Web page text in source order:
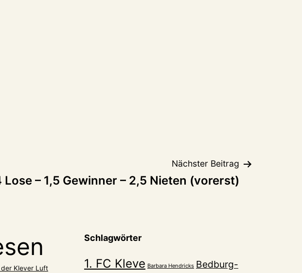
Nächster Beitrag
Lose – 1,5 Gewinner – 2,5 Nieten (vorerst)
Klever Luft
Schlagwörter
1. FC Kleve Barbara Hendricks Bedburg-